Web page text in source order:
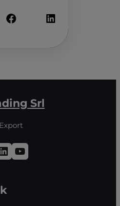
Facebook LinkedIn
Srl
YouTube